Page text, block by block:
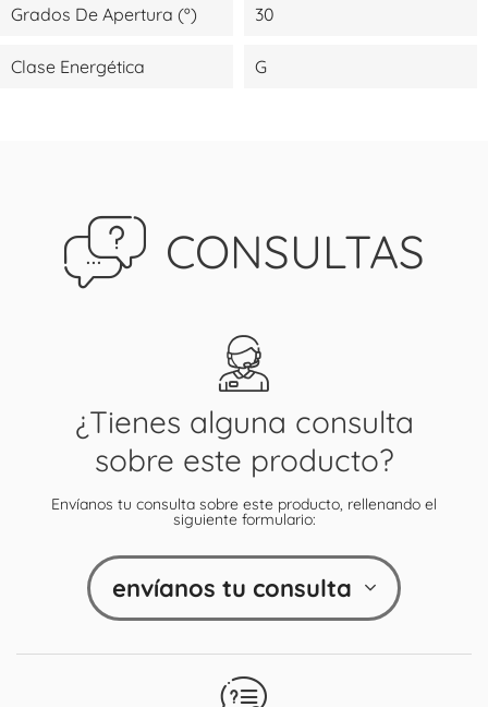
Grados De Apertura (º) 30
Clase Energética G
CONSULTAS
¿Tienes alguna consulta
sobre este producto?
Envíanos tu consulta sobre este producto, rellenando el
siguiente formulario:
envíanos tu consulta